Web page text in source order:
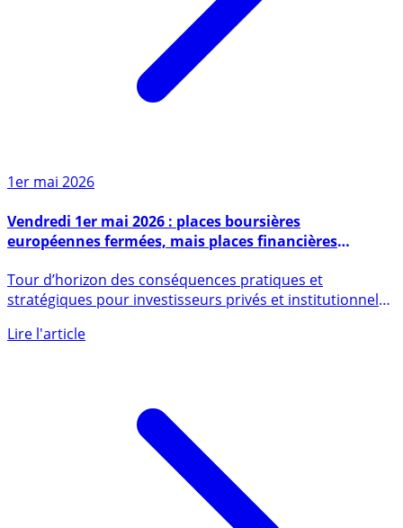
1er mai 2026
Vendredi 1er mai 2026 : places boursières
européennes fermées, mais places financières
américaines ouvertes
stratégiques pour investisseurs privés et institutionnels